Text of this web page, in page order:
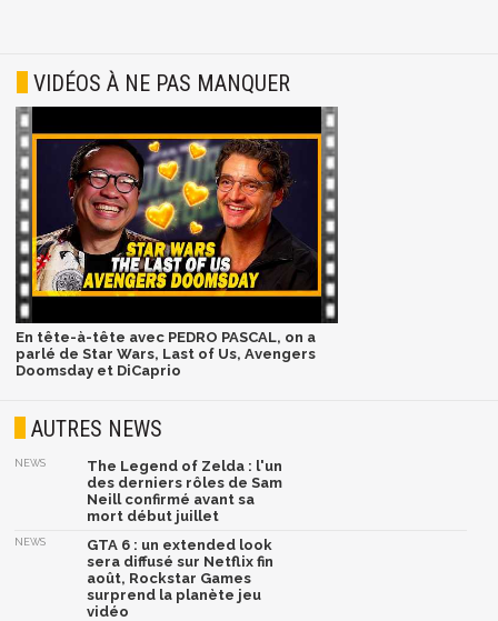
VIDÉOS À NE PAS MANQUER
En tête-à-tête avec PEDRO PASCAL, on a
parlé de Star Wars, Last of Us, Avengers
Doomsday et DiCaprio
AUTRES NEWS
NEWS
The Legend of Zelda : l'un
des derniers rôles de Sam
Neill confirmé avant sa
mort début juillet
NEWS
GTA 6 : un extended look
sera diffusé sur Netflix fin
août, Rockstar Games
surprend la planète jeu
vidéo